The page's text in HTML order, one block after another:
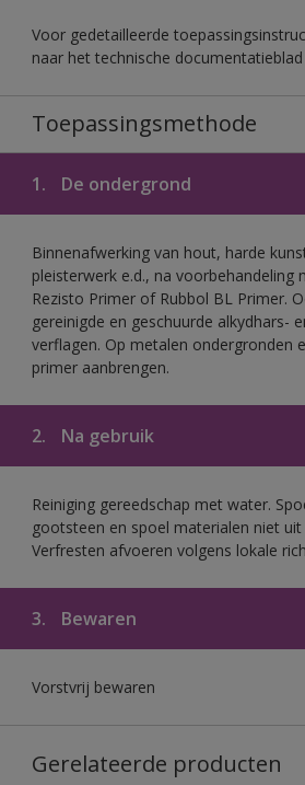
Voor gedetailleerde
naar het technische
Toepassingsmethode
1. De ondergrond
Binnenafwerking van hout, harde
pleisterwerk e.d., na voorbehandeling
Rezisto Primer of Rubbol BL Primer.
gereinigde en geschuurde alkydhars-
verflagen. Op metalen ondergronden
primer aanbrengen.
2. Na gebruik
Reiniging gereedschap met water.
gootsteen en spoel materialen niet
Verfresten afvoeren volgens lokale
3. Bewaren
Vorstvrij bewaren
Gerelateerde producten